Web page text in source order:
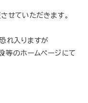
せていただきます。
れ入りますが
等のホームページにて